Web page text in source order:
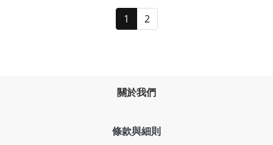
1 2
關於我們
條款與細則